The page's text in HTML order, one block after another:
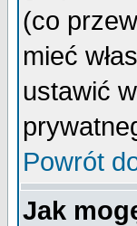
(co
mieć
ustawić
Powrót
Jak